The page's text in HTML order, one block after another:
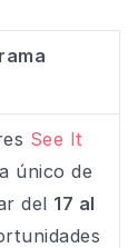
See It
único de
del 17 al